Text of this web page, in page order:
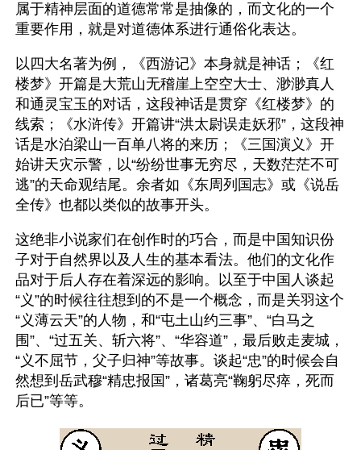
属于精神层面的道德常常是抽像的，而文化的一个
重要作用，就是对道德体系进行通俗化表达。
以四大名著为例，《西游记》本身就是神话；《红
楼梦》开篇是大荒山无稽崖上空空大士、渺渺真人
和通灵宝玉的对话，这段神话是贯穿《红楼梦》的
线索；《水浒传》开篇讲“洪太尉误走妖邪”，这段神
话是水泊梁山一百单八将的来历；《三国演义》开
始讲天灾示警，以“纷纷世事无穷尽，天数茫茫不可
逃”的天命观结尾。余者如《东周列国志》或《说岳
全传》也都以类似的故事开头。
这绝非小说家们在创作时的巧合，而是中国知识份
子对于自然界以及人生的基本看法。他们的文化作
品对于后人存在着深远的影响。以至于中国人谈起
“义”的时候往往想到的不是一个概念，而是关羽这个
“义薄云天”的人物，和“屯土山约三事”、“白马之
围”、“过五关、斩六将”、“华容道”，最后败走麦城，
“义不屈节，父子归神”等故事。谈起“忠”的时候会自
然想到岳武穆“精忠报国”，诸葛亮“鞠躬尽瘁，死而
后已”等等。